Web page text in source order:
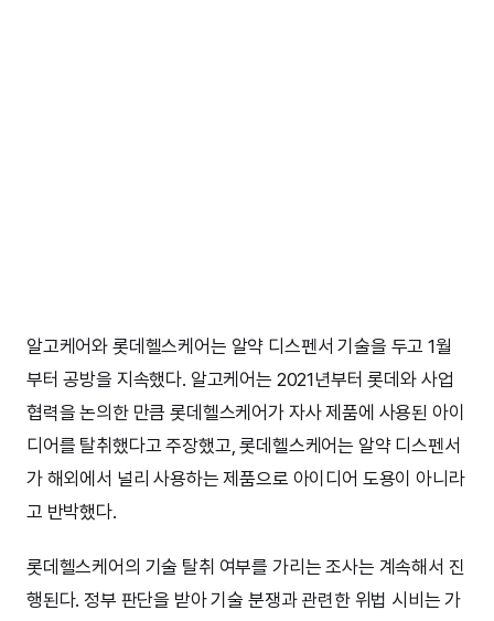
알고케어와 롯데헬스케어는 알약 디스펜서 기술을 두고 1월
부터 공방을 지속했다. 알고케어는 2021년부터 롯데와 사업
협력을 논의한 만큼 롯데헬스케어가 자사 제품에 사용된 아이
디어를 탈취했다고 주장했고, 롯데헬스케어는 알약 디스펜서
가 해외에서 널리 사용하는 제품으로 아이디어 도용이 아니라
고 반박했다.
롯데헬스케어의 기술 탈취 여부를 가리는 조사는 계속해서 진
행된다. 정부 판단을 받아 기술 분쟁과 관련한 위법 시비는 가